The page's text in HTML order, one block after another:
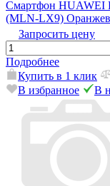
Смартфон HUAWEI
(MLN-LX9)
Запросить цену
Подробнее
Купить в 1 клик
В избранное
В